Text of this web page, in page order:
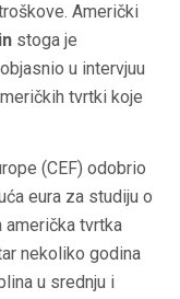
Američki
stoga je
u intervjuu
tvrtki koje
(CEF) odobrio
eura za studiju o
američka tvrtka
nekoliko godina
u srednju i